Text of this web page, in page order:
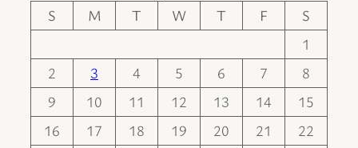
S
M T W T F
S
1
2
3 4 5 6 7
8
9
10 11 12 13 14
15
16
17 18 19 20 21
22